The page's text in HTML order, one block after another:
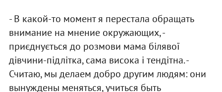
- В какой-то момент я перестала обращать
внимание на мнение окружающих, -
приєднується до розмови мама білявої
дівчини-підлітка, сама висока і тендітна. -
Считаю, мы делаем добро другим людям: они
вынуждены меняться, учиться быть